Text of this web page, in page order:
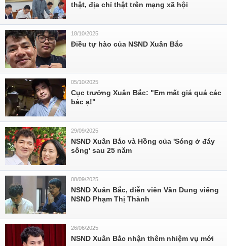
thật, địa chỉ thật trên mạng xã hội
18/10/2025
Điều tự hào của NSND Xuân Bắc
05/10/2025
Cục trưởng Xuân Bắc: "Em mất giá quá các
bác ạ!"
29/09/2025
NSND Xuân Bắc và Hồng của 'Sóng ở đáy
sông' sau 25 năm
08/09/2025
NSND Xuân Bắc, diễn viên Vân Dung viếng
NSND Phạm Thị Thành
26/06/2025
NSND Xuân Bắc nhận thêm nhiệm vụ mới